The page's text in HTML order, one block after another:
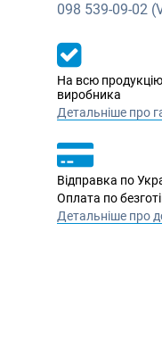
098 539-09-02
На всю продукцію
виробника
Детальніше про
Відправка по
Оплата по
Детальніше про